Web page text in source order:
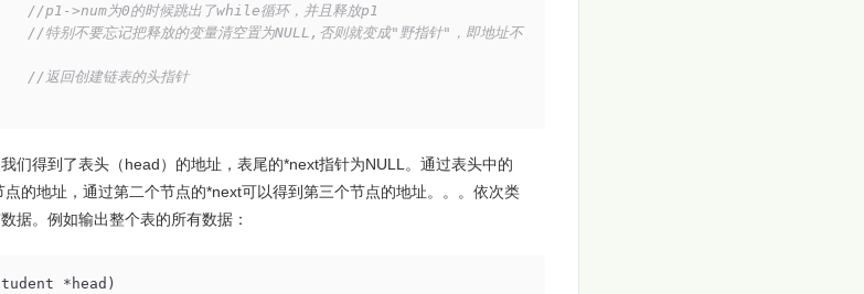
//p1->num为0的时候跳出了while循环，并且释放p1
//特别不要忘记把释放的变量清空置为NULL,否则就变成"野指针"，即地址不
//返回创建链表的头指针
们得到了表头（head）的地址，表尾的*next指针为NULL。通过表头中的
的地址，通过第二个节点的*next可以得到第三个节点的地址。。。依次类
据。例如输出整个表的所有数据：
*head)